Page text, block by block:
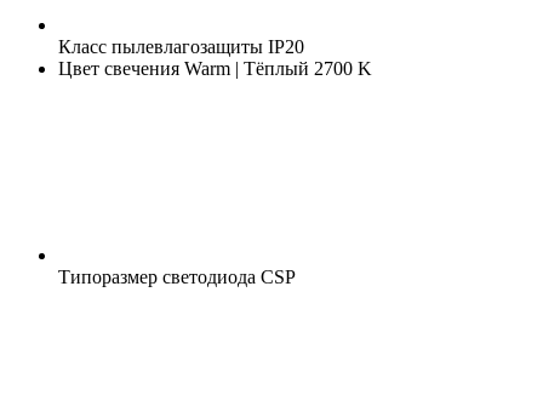
Класс пылевлагозащиты IP20
Цвет свечения Warm | Тёплый 2700 K
Типоразмер светодиода CSP